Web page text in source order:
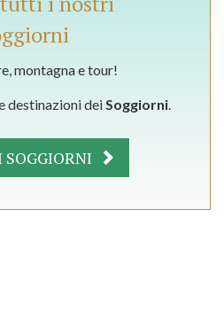
montagna e tour!
destinazioni deiSoggiorni.
SOGGIORNI